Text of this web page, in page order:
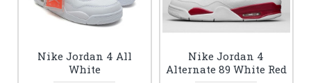
Nike Jordan 4 All
White
Nike Jordan 4
Alternate 89 White Red